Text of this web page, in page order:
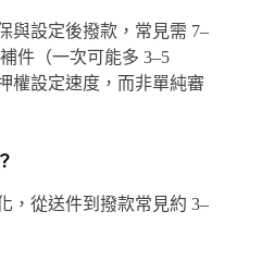
與設定後撥款，常見需 7–
件（一次可能多 3–5
權設定速度，而非單純審
，從送件到撥款常見約 3–